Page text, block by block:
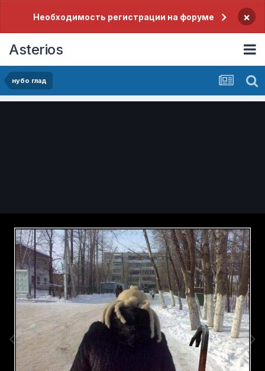
Необходимость регистрации на форуме ×
Asterios
нубо глад